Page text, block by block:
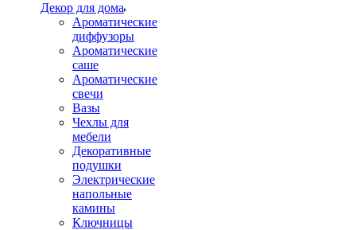
Декор для дома
Ароматические
диффузоры
Ароматические
саше
Ароматические
свечи
Вазы
Чехлы для
мебели
Декоративные
подушки
Электрические
напольные
камины
Ключницы